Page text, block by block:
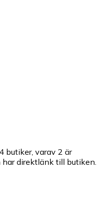
butiker, varav 2 är
direktlänk till butiken.